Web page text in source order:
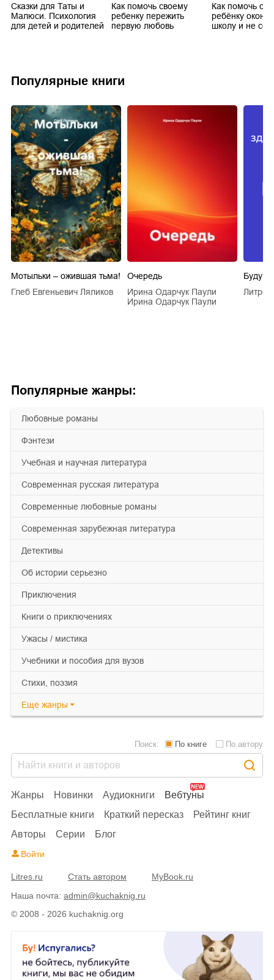
Популярные жанры:
любовные романы
фэнтези
учебная и научная литература
современная русская литература
современные любовные романы
современная зарубежная литература
детективы
об истории серьезно
приключения
книги о приключениях
ужасы / мистика
учебники и пособия для вузов
cтихи, поэзия
Еще жанры
Сказки для Таты и
Малюси. Психология
для детей и родителей
Как помочь своему
ребенку пережить
первую любовь
Как помочь
ребёнку
школу и не
Популярные книги
Мотыльки – ожившая тьма!
Глеб Евгеньевич Ляликов
Очередь
Ирина Одарчук Паули
Ирина Одарчук Паули
© 2008 - 2026 kuchaknig.org
Жанры Новинки Аудиокниги
Вебтуны
Бесплатные книги
Краткий пересказ
Рейтинг книг
Авторы
Серии Блог
Поиск: По книге По автору
Войти
Litres.ru Стать автором
MyBook.ru
Наша почта: admin@kuchaknig.ru